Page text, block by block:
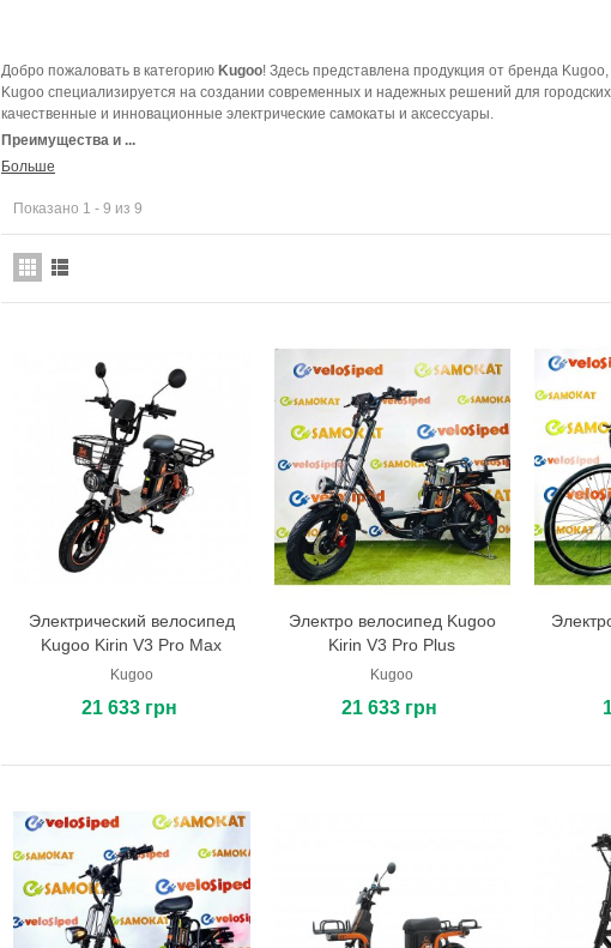
Добро пожаловать в категорию Kugoo! Здесь представлена продукция от бренда
Kugoo специализируется на создании современных и надежных решений для
качественные и инновационные электрические самокаты и аксессуары.
Преимущества и ...
Больше
Показано 1 - 9 из 9
В корзину
Электрический велосипед
Kugoo Kirin V3 Pro Max
Kugoo
21 633 грн
В корзину
Электро велосипед Kugoo
Kirin V3 Pro Plus
Kugoo
21 633 грн